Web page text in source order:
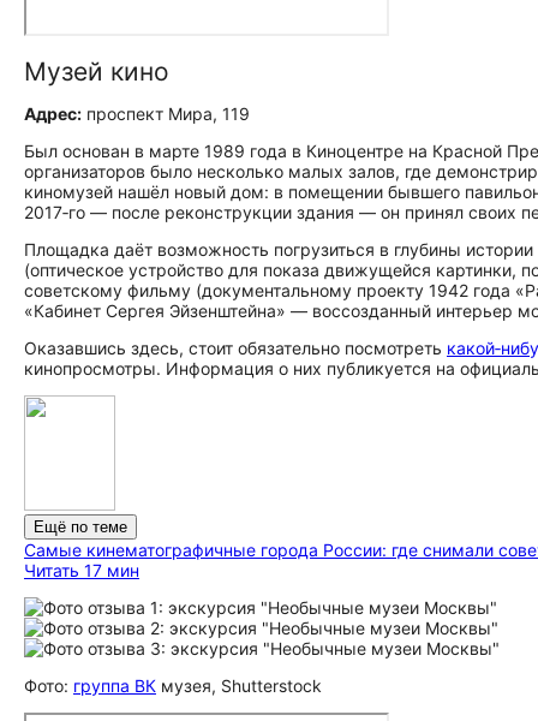
Музей кино
Адрес: проспект Мира, 119
Был основан в марте 1989 года в Киноцентре на Красной
организаторов было несколько малых залов, где
киномузей нашёл новый дом: в помещении бывшего
2017‑го — после реконструкции здания — он принял своих
Площадка даёт возможность погрузиться в глубины
(оптическое устройство для показа движущейся картинки,
советскому фильму (документальному проекту 1942 года
«Кабинет Сергея Эйзенштейна» — воссозданный интерьер
Оказавшись здесь, стоит обязательно посмотреть
кинопросмотры. Информация о них публикуется на
Ещё по теме
Самые ки­не­ма­тог­ра­фич­ные города России: где снимали
Читать 17 мин
Фото: группа ВК музея, Shutterstock